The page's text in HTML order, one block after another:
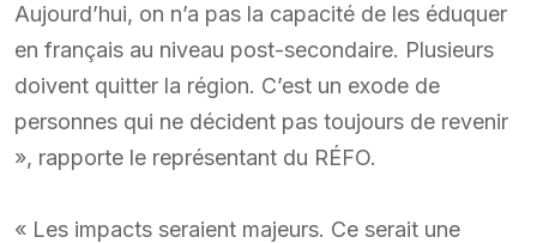
Aujourd’hui, on n’a pas la capacité de les éduquer
en français au niveau post-secondaire. Plusieurs
doivent quitter la région. C’est un exode de
personnes qui ne décident pas toujours de revenir
», rapporte le représentant du RÉFO.
« Les impacts seraient majeurs. Ce serait une